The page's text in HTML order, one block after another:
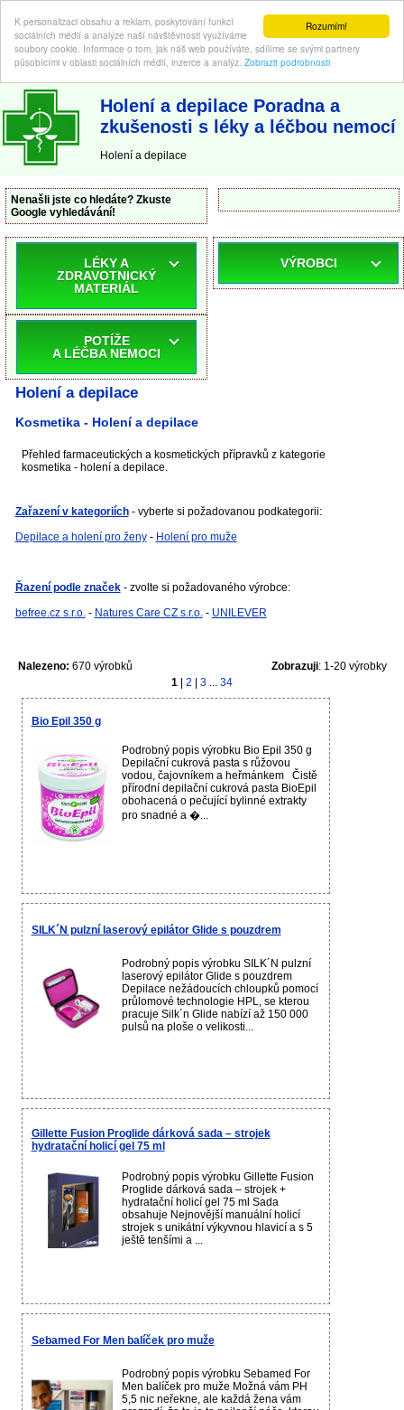
Rozumím!
K personalizaci obsahu a reklam, poskytování funkcí
sociálních médií a analýze naší návštěvnosti využíváme
soubory cookie. Informace o tom, jak náš web používáte, sdílíme se svými partnery
působícími v oblasti sociálních médií, inzerce a analýz. Zobrazit podrobnosti
ABC-LEKARNA.cz | Poradna a zkušenosti s léky a léčbou nemocí
Holení a depilace Poradna a
zkušenosti s léky a léčbou nemocí
Holení a depilace
Nenašli jste co hledáte? Zkuste
Google vyhledávání!
LÉKY A
ZDRAVOTNICKÝ
MATERIÁL
POTÍŽE
A LÉČBA NEMOCI
VÝROBCI
Holení a depilace
Kosmetika - Holení a depilace
Přehled farmaceutických a kosmetických přípravků z kategorie
kosmetika - holení a depilace.
Zařazení v kategoriích - vyberte si požadovanou podkategorii:
Depilace a holení pro ženy- Holení pro muže
Řazení podle značek - zvolte si požadovaného výrobce:
befree.cz s.r.o.- Natures Care CZ s.r.o.- UNILEVER
Nalezeno: 670 výrobků Zobrazuji: 1-20 výrobky
1
2 3 ... 34
Bio Epil 350 g
Podrobný popis výrobku Bio Epil 350 g
Depilační cukrová pasta s růžovou
vodou, čajovníkem a heřmánkem Čistě
přírodní depilační cukrová pasta BioEpil
obohacená o pečující bylinné extrakty
pro snadné a �...
SILK´N pulzní laserový epilátor Glide s pouzdrem
Podrobný popis výrobku SILK´N pulzní
laserový epilátor Glide s pouzdrem
Depilace nežádoucích chloupků pomocí
průlomové technologie HPL, se kterou
pracuje Silk´n Glide nabízí až 150 000
pulsů na ploše o velikosti...
Gillette Fusion Proglide dárková sada – strojek
hydratační holicí gel 75 ml
Podrobný popis výrobku Gillette Fusion
Proglide dárková sada – strojek +
hydratační holicí gel 75 ml Sada
obsahuje Nejnovější manuální holicí
strojek s unikátní výkyvnou hlavicí a s 5
ještě tenšími a ...
Sebamed For Men balíček pro muže
Podrobný popis výrobku Sebamed For
Men balíček pro muže Možná vám PH
5,5 nic neřekne, ale každá žena vám